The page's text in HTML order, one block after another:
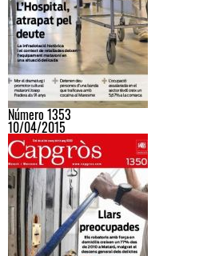
Número 1353
10/04/2015